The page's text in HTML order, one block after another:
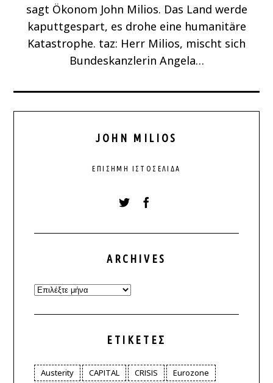
sagt Ökonom John Milios. Das Land werde
kaputtgespart, es drohe eine humanitäre
Katastrophe. taz: Herr Milios, mischt sich
Bundeskanzlerin Angela…
JOHN MILIOS
ΕΠΊΣΗΜΗ ΙΣΤΟΣΕΛΊΔΑ
ARCHIVES
Archives
ΕΤΙΚΈΤΕΣ
Austerity CAPITAL CRISIS
Eurozone